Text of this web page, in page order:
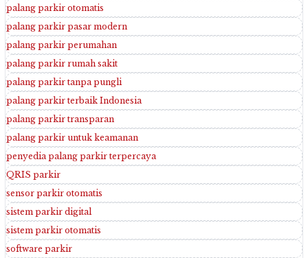
palang parkir otomatis
palang parkir pasar modern
palang parkir perumahan
palang parkir rumah sakit
palang parkir tanpa pungli
palang parkir terbaik Indonesia
palang parkir transparan
palang parkir untuk keamanan
penyedia palang parkir terpercaya
QRIS parkir
sensor parkir otomatis
sistem parkir digital
sistem parkir otomatis
software parkir